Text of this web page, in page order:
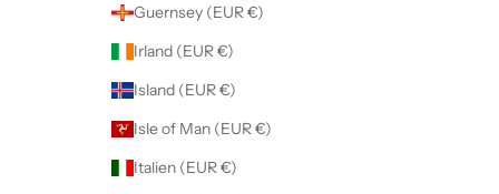
Guernsey (EUR €)
Irland (EUR €)
Island (EUR €)
Isle of Man (EUR €)
Italien (EUR €)